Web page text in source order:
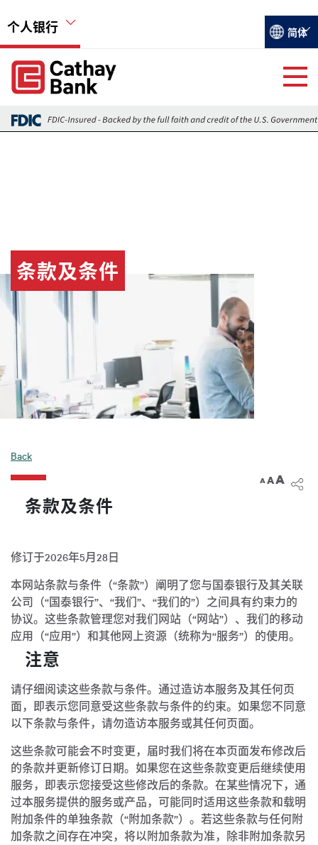
个人银行
Global Header Hierarchy Menu
Select
简体
图像条款及条件
Back
A
A A
条款及条件
修订于2026年5月28日
本网站条款与条件（“条款”）阐明了您与国泰银行及其关联
公司（“国泰银行”、“我们”、“我们的”）之间具有约束力的
协议。这些条款管理您对我们网站（“网站”）、我们的移动
应用（“应用”）和其他网上资源（统称为“服务”）的使用。
注意
请仔细阅读这些条款与条件。通过造访本服务及其任何页
面，即表示您同意受这些条款与条件的约束。如果您不同意
以下条款与条件，请勿造访本服务或其任何页面。
这些条款可能会不时变更，届时我们将在本页面发布修改后
的条款并更新修订日期。如果您在这些条款变更后继续使用
服务，即表示您接受这些修改后的条款。在某些情况下，通
过本服务提供的服务或产品，可能同时适用这些条款和载明
附加条件的单独条款（“附加条款”）。若这些条款与任何附
加条款之间存在冲突，将以附加条款为准，除非附加条款另